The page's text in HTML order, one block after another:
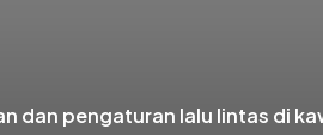
dan pengaturan lalu lintas di